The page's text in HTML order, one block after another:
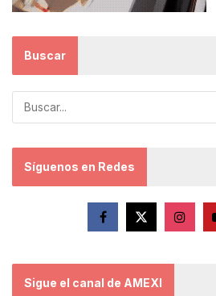
Buscar
Síguenos en Redes
Sigue el canal de AMEXI